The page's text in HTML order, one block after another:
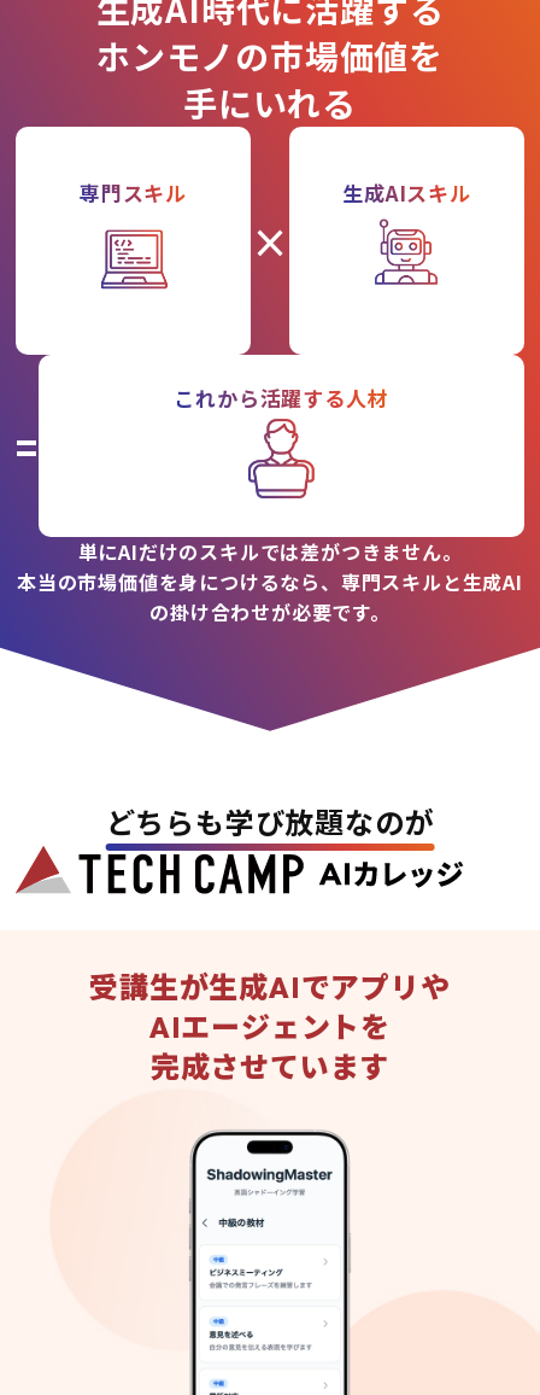
ホンモノの市場価値を
手にいれる
専門スキル
×
生成AIスキル
=
これから活躍する人材
単にAIだけのスキルでは差がつきません。
本当の市場価値を身につけるなら、専門スキルと生成AI
の掛け合わせが必要です。
どちらも学び放題なのが
受講生が生成AIでアプリや
AIエージェントを
完成させています